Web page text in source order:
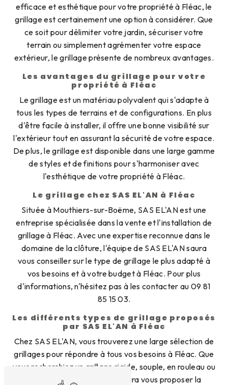
efficace et esthétique pour votre propriété à Fléac, le
grillage est certainement une option à considérer. Que
ce soit pour délimiter votre jardin, sécuriser votre
terrain ou simplement agrémenter votre espace
extérieur, le grillage présente de nombreux avantages.
Les avantages du grillage pour votre
propriété à Fléac
Le grillage est un matériau polyvalent qui s'adapte à
tous les types de terrains et de configurations. En plus
d'être facile à installer, il offre une bonne visibilité sur
l'extérieur tout en assurant la sécurité de votre espace.
De plus, le grillage est disponible dans une large gamme
de styles et de finitions pour s'harmoniser avec
l'esthétique de votre propriété à Fléac.
Le grillage chez SAS EL'AN à Fléac
Située à Mouthiers-sur-Boëme, SAS EL'AN est une
entreprise spécialisée dans la vente et l'installation de
grillage à Fléac. Avec une expertise reconnue dans le
domaine de la clôture, l'équipe de SAS EL'AN saura
vous conseiller sur le type de grillage le plus adapté à
vos besoins et à votre budget à Fléac. Pour plus
d'informations, n'hésitez pas à les contacter au 09 81
85 15 03.
Les différents types de grillage proposés
par SAS EL'AN à Fléac
Chez SAS EL'AN, vous trouverez une large sélection de
grillages pour répondre à tous vos besoins à Fléac. Que
vous recherchiez un grillage rigide, souple, en rouleau ou
en panneaux, SAS EL'AN saura vous proposer la